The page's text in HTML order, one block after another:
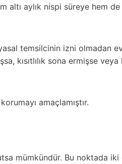
altı aylık nispi süreye hem
temsilcinin izni olmadan
kısıtlılık sona ermişse veya
amaçlamıştır.
mümkündür. Bu noktada